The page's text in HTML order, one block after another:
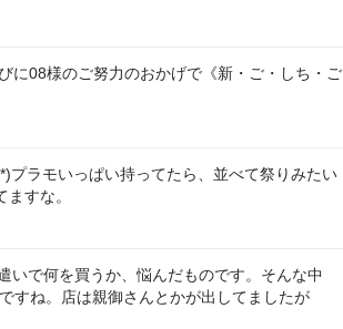
に08様のご努力のおかげで《新・ご・しち・ご
ラモいっぱい持ってたら、並べて祭りみたい
すな。
いで何を買うか、悩んだものです。そんな中
すね。店は親御さんとかが出してましたが